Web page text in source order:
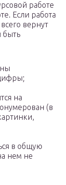
работе
Если работа
вернут
быть
на
(в
в общую
нем не